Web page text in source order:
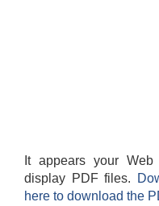
It appears your
display PDF files.
here to download the